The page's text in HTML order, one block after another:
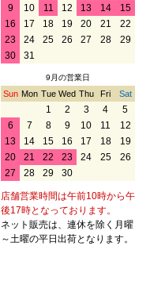
9
10 11 12 13 14
15
16
17 18 19 20 21
22
23
24 25 26 27 28
29
30
31
9月の営業日
Sun Mon Tue Wed Thu Fri Sat
1 2 3 4
5
6
7 8 9 10 11
12
13
14 15 16 17 18
19
20
21 22 23 24 25
26
27
28 29 30
店舗営業時間は午前10時から午
後17時となっております。
ネット販売は、連休を除く月曜
～土曜の平日出荷となります。